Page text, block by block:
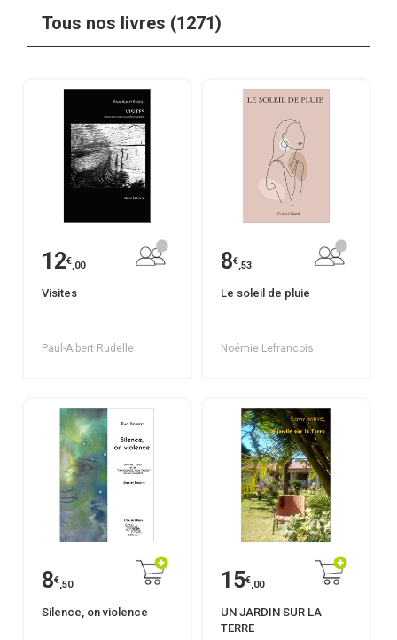
Tous nos livres (1271)
12€,00
Visites
Paul-Albert Rudelle
8€,53
Le soleil de pluie
Noémie Lefrancois
8€,50
Silence, on violence
15€,00
UN JARDIN SUR LA
TERRE